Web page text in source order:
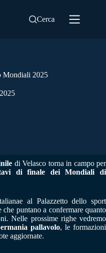
Cerca
Mondiali 2025
di Velasco torna in campo per
di finale dei Mondiali di
al Palazzetto dello sport
puntano a confermare quanto
Nelle prossime righe vedremo
pallavolo, le formazioni
aggiornate.